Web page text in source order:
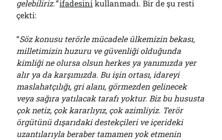
gelebiliriz.”ifadesini kullanmadı. Bir de şu resti
çekti:
“Söz konusu terörle mücadele ülkemizin bekası,
milletimizin huzuru ve güvenliği olduğunda
kimliği ne olursa olsun herkes ya yanımızda yer
alır ya da karşımızda. Bu işin ortası, idareyi
maslahatçılığı, gri alanı, görmezden gelinecek
veya sağıra yatılacak tarafı yoktur. Biz bu hususta
çok netiz, çok kararlıyız, çok azimliyiz. Terör
örgütünü dışarıdaki destekçileri ve içerideki
uzantılarıyla beraber tamamen yok etmenin